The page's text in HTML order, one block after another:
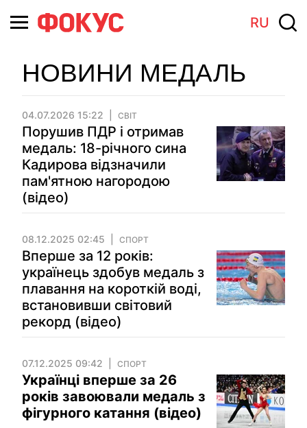
RU
НОВИНИ МЕДАЛЬ
04.07.2026 15:22 СВІТ
Порушив ПДР і отримав
медаль: 18-річного сина
Кадирова відзначили
пам'ятною нагородою
(відео)
08.12.2025 02:45 СПОРТ
Вперше за 12 років:
українець здобув медаль з
плавання на короткій воді,
встановивши світовий
рекорд (відео)
07.12.2025 09:42 СПОРТ
Українці вперше за 26
років завоювали медаль з
фігурного катання (відео)